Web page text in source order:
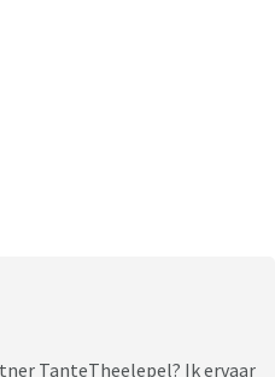
TanteTheelepel? Ik ervaar